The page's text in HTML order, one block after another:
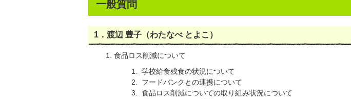
一般質問
1．渡辺 豊子（わたなべ とよこ）
食品ロス削減について
学校給食残食の状況について
フードバンクとの連携について
食品ロス削減についての取り組み状況について